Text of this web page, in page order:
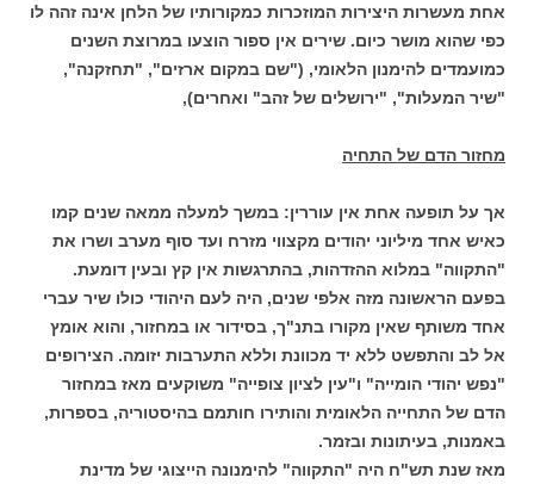
אחת מעשרות היצירות המוזכרות כמקורותיו של הלחן אינה זהה לו
כפי שהוא מושר כיום. שירים אין ספור הוצעו במרוצת השנים
כמועמדים להימנון הלאומי, ("שם במקום ארזים", "תחזקנה",
"שיר המעלות", "ירושלים של זהב" ואחרים),
מחזור הדם של התחיה
אך על תופעה אחת אין עוררין: במשך למעלה ממאה שנים קמו
כאיש אחד מיליוני יהודים מקצווי מזרח ועד סוף מערב ושרו את
"התקווה" במלוא ההזדהות, בהתרגשות אין קץ ובעין דומעת.
בפעם הראשונה מזה אלפי שנים, היה לעם היהודי כולו שיר עברי
אחד משותף שאין מקורו בתנ"ך, בסידור או במחזור, והוא אומץ
אל לב והתפשט ללא יד מכוונת וללא התערבות יזומה. הצירופים
"נפש יהודי הומייה" ו"עין לציון צופייה" משוקעים מאז במחזור
הדם של התחייה הלאומית והותירו חותמם בהיסטוריה, בספרות,
באמנות, בעיתונות ובזמר.
מאז שנת תש"ח היה "התקווה" להימנונה הייצוגי של מדינת